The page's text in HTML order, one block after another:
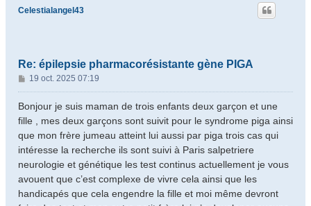
Celestialangel43
Re: épilepsie pharmacorésistante gène PIGA
M
e
s
s
g
e
19 oct. 2025 07:19
Bonjour je suis maman de trois enfants deux garçon et une
fille , mes deux garçons sont suivit pour le syndrome piga ainsi
que mon frère jumeau atteint lui aussi par piga trois cas qui
intéresse la recherche ils sont suivi à Paris salpetriere
neurologie et génétique les test continus actuellement je vous
avouent que c’est complexe de vivre cela ainsi que les
handicapés que cela engendre la fille et moi même devront